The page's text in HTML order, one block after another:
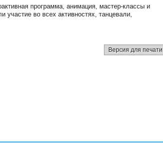
программа, анимация, мастер-классы и
участие во всех активностях, танцевали,
Версия для печати